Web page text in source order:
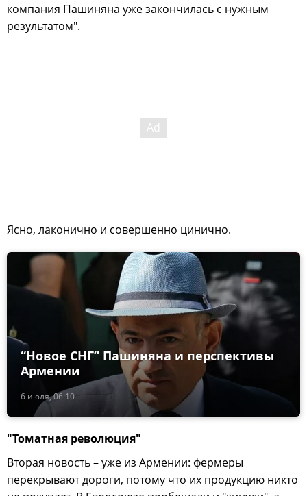
компания Пашиняна уже закончилась с нужным
результатом".
Ясно, лаконично и совершенно цинично.
6 июля, 06:10
“Новое СНГ” Пашиняна и перспективы
Армении
"Томатная революция"
Вторая новость – уже из Армении: фермеры
перекрывают дороги, потому что их продукцию никто